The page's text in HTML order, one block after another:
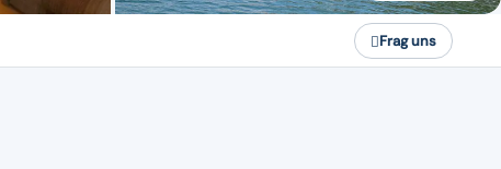
Frag uns